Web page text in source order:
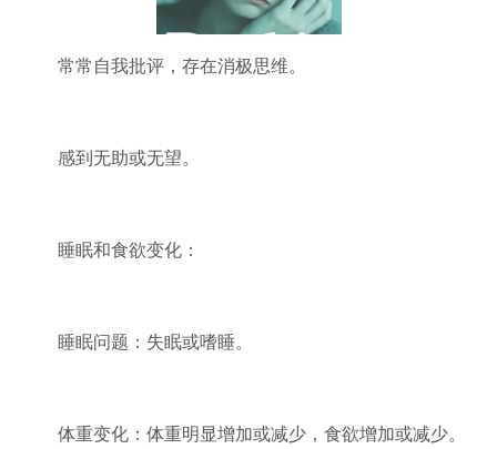
常常自我批评，存在消极思维。
感到无助或无望。
睡眠和食欲变化：
睡眠问题：失眠或嗜睡。
体重变化：体重明显增加或减少，食欲增加或减少。